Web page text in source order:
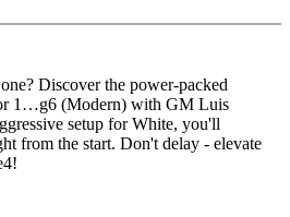
Discover the power-packed
1…g6 (Modern) with GM Luis
setup for White, you'll
from the start. Don't delay - elevate